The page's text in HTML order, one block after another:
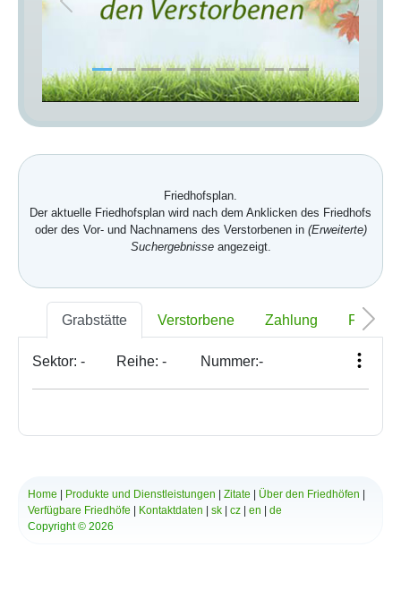
Previous Next
Friedhofsplan.
Der aktuelle Friedhofsplan wird nach dem Anklicken des Friedhofs
oder des Vor- und Nachnamens des Verstorbenen in (Erweiterte)
Suchergebnisseangezeigt.
Grabstätte Verstorbene Zahlung Foto
Sektor: - Reihe: - Nummer:-
Home Produkte und Dienstleistungen Zitate Über den Friedhöfen
Verfügbare Friedhöfe
Kontaktdaten sk cz en
de
Copyright © 2026